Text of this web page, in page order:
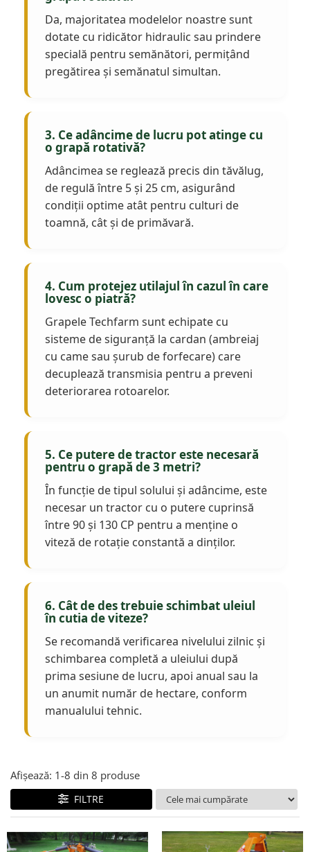
Da, majoritatea modelelor noastre sunt
dotate cu ridicător hidraulic sau prindere
specială pentru semănători, permițând
pregătirea și semănatul simultan.
3. Ce adâncime de lucru pot atinge cu
o grapă rotativă?
Adâncimea se reglează precis din tăvălug,
de regulă între 5 și 25 cm, asigurând
condiții optime atât pentru culturi de
toamnă, cât și de primăvară.
4. Cum protejez utilajul în cazul în care
lovesc o piatră?
Grapele Techfarm sunt echipate cu
sisteme de siguranță la cardan (ambreiaj
cu came sau șurub de forfecare) care
decuplează transmisia pentru a preveni
deteriorarea rotoarelor.
5. Ce putere de tractor este necesară
pentru o grapă de 3 metri?
În funcție de tipul solului și adâncime, este
necesar un tractor cu o putere cuprinsă
între 90 și 130 CP pentru a menține o
viteză de rotație constantă a dinților.
6. Cât de des trebuie schimbat uleiul
în cutia de viteze?
Se recomandă verificarea nivelului zilnic și
schimbarea completă a uleiului după
prima sesiune de lucru, apoi anual sau la
un anumit număr de hectare, conform
manualului tehnic.
Afișează: 1-8 din 8 produse
FILTRE